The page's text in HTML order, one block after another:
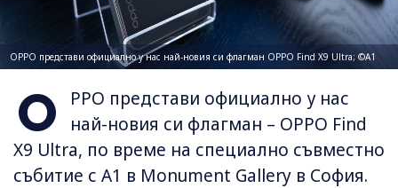
OPPO представи официално у нас най-новия си флагман OPPO Find X9 Ultra; ©А1
O
PPO представи официално у нас
най-новия си флагман – OPPO Find
X9 Ultra, по време на специално съвместно
събитие с А1 в Monument Gallery в София.